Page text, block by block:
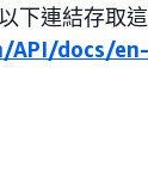
下連結存取
docs/